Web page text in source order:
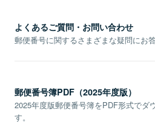
よくあるご質問・お問い合わせ
郵便番号に関するさまざまな疑問にお答
郵便番号簿PDF（2025年度版）
2025年度版郵便番号簿をPDF形式でダ
す。